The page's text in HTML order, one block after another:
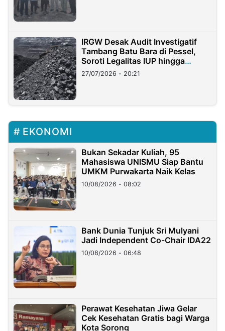
IRGW Desak Audit Investigatif
Tambang Batu Bara di Pessel,
Soroti Legalitas IUP hingga
Stockpile
27/07/2026 - 20:21
EKONOMI
Bukan Sekadar Kuliah, 95
Mahasiswa UNISMU Siap Bantu
UMKM Purwakarta Naik Kelas
10/08/2026 - 08:02
Bank Dunia Tunjuk Sri Mulyani
Jadi Independent Co-Chair IDA22
10/08/2026 - 06:48
Perawat Kesehatan Jiwa Gelar
Cek Kesehatan Gratis bagi Warga
Kota Sorong